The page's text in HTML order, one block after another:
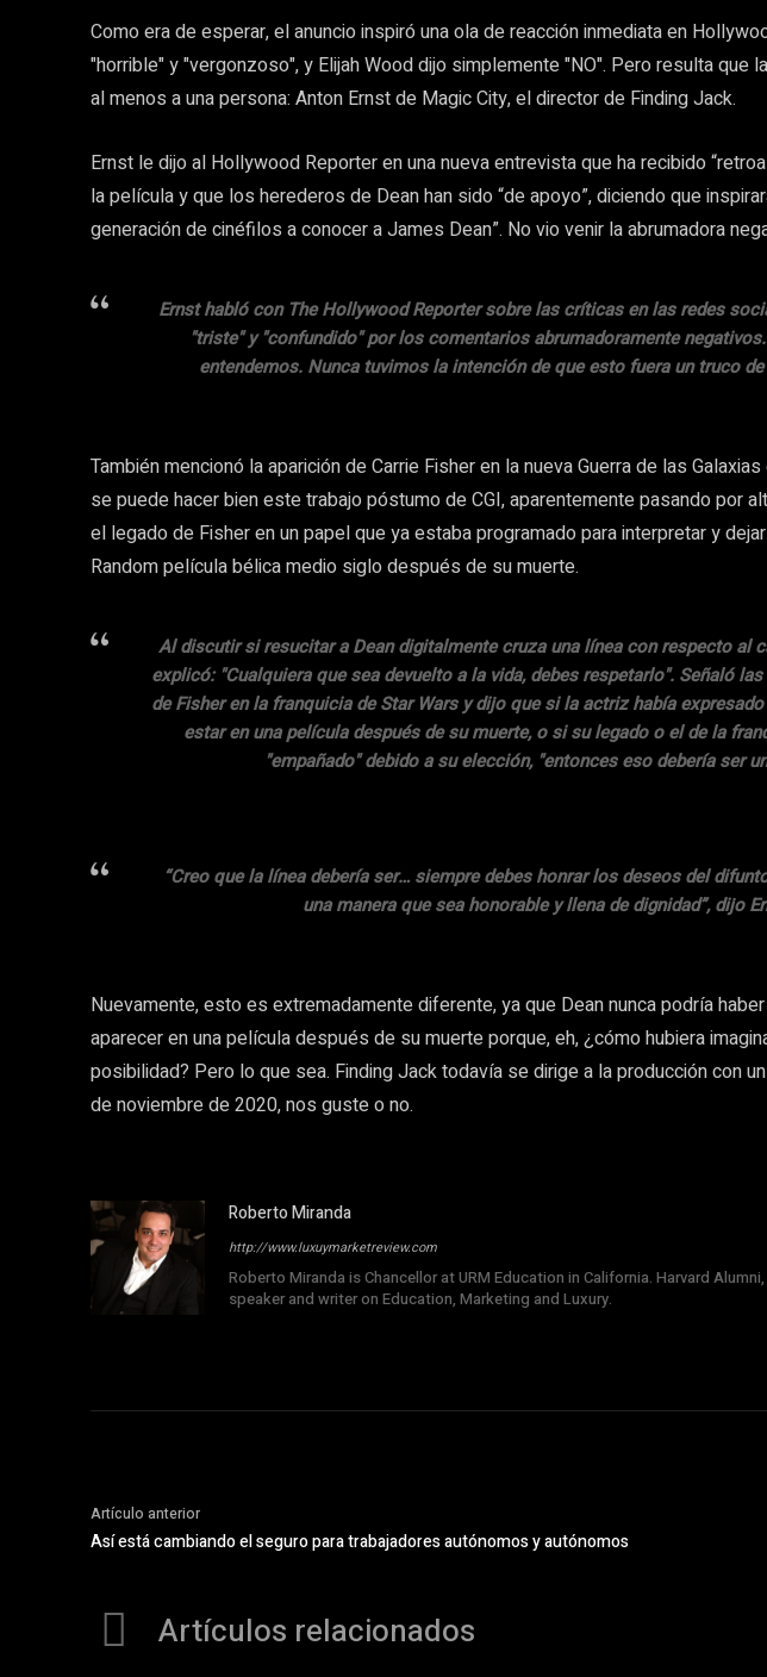
Como era de esperar, el anuncio inspiró una ola de reacción inmediata en
"horrible" y "vergonzoso", y Elijah Wood dijo simplemente "NO". Pero resulta que
al menos a una persona: Anton Ernst de Magic City, el director de Finding Jack.
Ernst le dijo al Hollywood Reporter en una nueva entrevista que ha recibido
la película y que los herederos de Dean han sido “de apoyo”, diciendo que
generación de cinéfilos a conocer a James Dean”. No vio venir la abrumadora
Ernst habló con The Hollywood Reporter sobre las críticas en las redes
"triste" y "confundido" por los comentarios abrumadoramente
entendemos. Nunca tuvimos la intención de que esto fuera un truco
También mencionó la aparición de Carrie Fisher en la nueva Guerra de las
se puede hacer bien este trabajo póstumo de CGI, aparentemente pasando por
el legado de Fisher en un papel que ya estaba programado para interpretar y
Random película bélica medio siglo después de su muerte.
Al discutir si resucitar a Dean digitalmente cruza una línea con respecto al
explicó: "Cualquiera que sea devuelto a la vida, debes respetarlo". Señaló
de Fisher en la franquicia de Star Wars y dijo que si la actriz había
estar en una película después de su muerte, o si su legado o el de la
"empañado" debido a su elección, "entonces eso debería ser
“Creo que la línea debería ser… siempre debes honrar los deseos del
una manera que sea honorable y llena de dignidad”, dijo
Nuevamente, esto es extremadamente diferente, ya que Dean nunca podría
aparecer en una película después de su muerte porque, eh, ¿cómo hubiera
posibilidad? Pero lo que sea. Finding Jack todavía se dirige a la producción con
de noviembre de 2020, nos guste o no.
Roberto Miranda
http://www.luxuymarketreview.com
Roberto Miranda is Chancellor at URM Education in California. Harvard
speaker and writer on Education, Marketing and Luxury.
Artículo anterior
Así está cambiando el seguro para trabajadores autónomos y autónomos
Artículos relacionados